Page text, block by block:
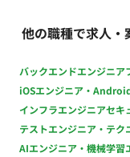
他の職種で求人・
バックエンドエンジニア
iOSエンジニア・
インフラエンジニアセキ
テストエンジニア・テク
AIエンジニア・機械学習